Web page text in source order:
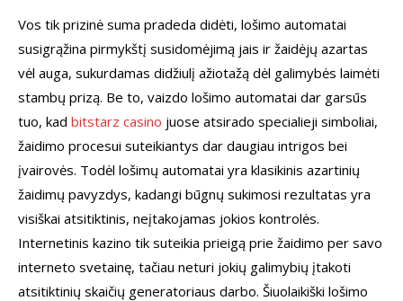
Vos tik prizinė suma pradeda didėti, lošimo automatai
susigrąžina pirmykštį susidomėjimą jais ir žaidėjų azartas
vėl auga, sukurdamas didžiulį ažiotažą dėl galimybės laimėti
stambų prizą. Be to, vaizdo lošimo automatai dar garsūs
tuo, kad bitstarz casino juose atsirado specialieji simboliai,
žaidimo procesui suteikiantys dar daugiau intrigos bei
įvairovės. Todėl lošimų automatai yra klasikinis azartinių
žaidimų pavyzdys, kadangi būgnų sukimosi rezultatas yra
visiškai atsitiktinis, neįtakojamas jokios kontrolės.
Internetinis kazino tik suteikia prieigą prie žaidimo per savo
interneto svetainę, tačiau neturi jokių galimybių įtakoti
atsitiktinių skaičių generatoriaus darbo. Šiuolaikiški lošimo